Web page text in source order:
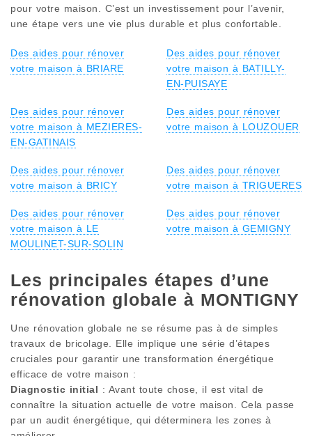
pour votre maison. C’est un investissement pour l’avenir,
une étape vers une vie plus durable et plus confortable.
Des aides pour rénover
votre maison à BRIARE
Des aides pour rénover
votre maison à BATILLY-
EN-PUISAYE
Des aides pour rénover
votre maison à MEZIERES-
EN-GATINAIS
Des aides pour rénover
votre maison à LOUZOUER
Des aides pour rénover
votre maison à BRICY
Des aides pour rénover
votre maison à TRIGUERES
Des aides pour rénover
votre maison à LE
MOULINET-SUR-SOLIN
Des aides pour rénover
votre maison à GEMIGNY
Les principales étapes d’une
rénovation globale à MONTIGNY
Une rénovation globale ne se résume pas à de simples
travaux de bricolage. Elle implique une série d’étapes
cruciales pour garantir une transformation énergétique
efficace de votre maison :
Diagnostic initial : Avant toute chose, il est vital de
connaître la situation actuelle de votre maison. Cela passe
par un audit énergétique, qui déterminera les zones à